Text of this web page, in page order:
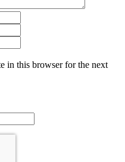
in this browser for the next